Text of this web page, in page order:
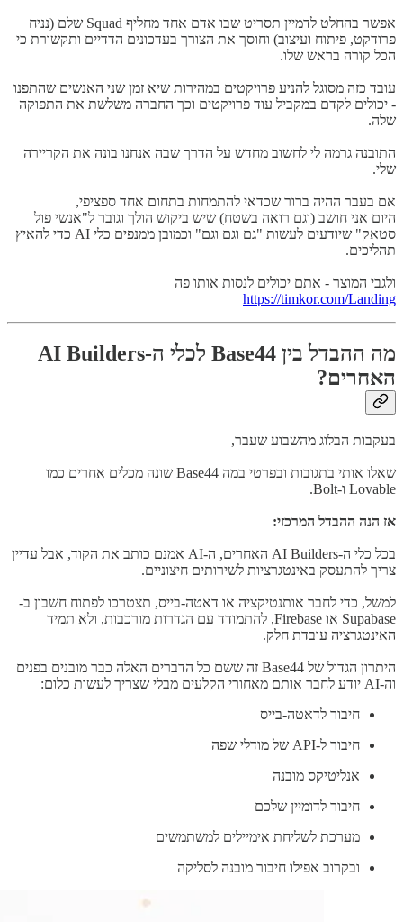
אפשר בהחלט לדמיין תסריט שבו אדם אחד מחליף Squad שלם (נניח
פרודקט, פיתוח ועיצוב) וחוסך את הצורך בעדכונים הדדיים ותקשורת כי
הכל קורה בראש שלו.
עובד כזה מסוגל להניע פרויקטים במהירות שיא זמן שני האנשים שהתפנו
- יכולים לקדם במקביל עוד פרויקטים וכך החברה משלשת את התפוקה
שלה.
התובנה גרמה לי לחשוב מחדש על הדרך שבה אנחנו בונה את הקריירה
שלי.
אם בעבר ההיה ברור שכדאי להתמחות בתחום אחד ספציפי,
היום אני חושב (וגם רואה בשטח) שיש ביקוש הולך וגובר ל"אנשי פול
סטאק" שיודעים לעשות "גם וגם וגם" וכמובן ממנפים כלי AI כדי להאיץ
תהליכים.
ולגבי המוצר - אתם יכולים לנסות אותו פה
https://timkor.com/Landing
מה ההבדל בין Base44 לכלי ה-AI Builders
האחרים?
בעקבות הבלוג מהשבוע שעבר,
שאלו אותי בתגובות ובפרטי במה Base44 שונה מכלים אחרים כמו
Lovable ו-Bolt.
אז הנה ההבדל המרכזי:
בכל כלי ה-AI Builders האחרים, ה-AI אמנם כותב את הקוד, אבל עדיין
צריך להתעסק באינטגרציות לשירותים חיצוניים.
למשל, כדי לחבר אותנטיקציה או דאטה-בייס, תצטרכו לפתוח חשבון ב-
Supabase או Firebase, להתמודד עם הגדרות מורכבות, ולא תמיד
האינטגרציה עובדת חלק.
היתרון הגדול של Base44 זה ששם כל הדברים האלה כבר מובנים בפנים
וה-AI יודע לחבר אותם מאחורי הקלעים מבלי שצריך לעשות כלום:
חיבור לדאטה-בייס
חיבור ל-API של מודלי שפה
אנליטיקס מובנה
חיבור לדומיין שלכם
מערכת לשליחת אימיילים למשתמשים
ובקרוב אפילו חיבור מובנה לסליקה